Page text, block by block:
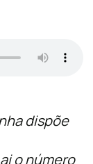
dispõe
o número